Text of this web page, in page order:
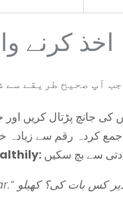
اخذ کرنے
کی جانچ پڑتال کریں اور
جمع کردہ رقم سے زیادہ